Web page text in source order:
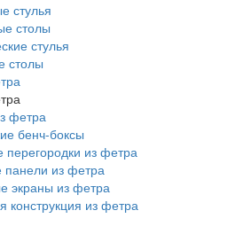
стулья
столы
стулья
столы
фетра
бенч-боксы
перегородки из фетра
панели из фетра
экраны из фетра
конструкция из фетра